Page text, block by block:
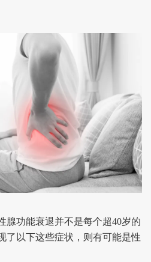
腺功能衰退并不是每个超40岁的
了以下这些症状，则有可能是性